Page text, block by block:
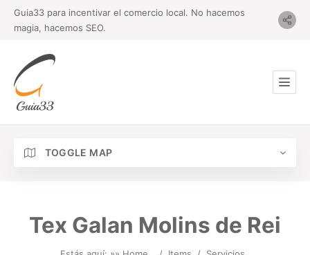
Guia33 para incentivar el comercio local. No hacemos
magia, hacemos SEO.
TOGGLE MAP
Tex Galan Molins de Rei